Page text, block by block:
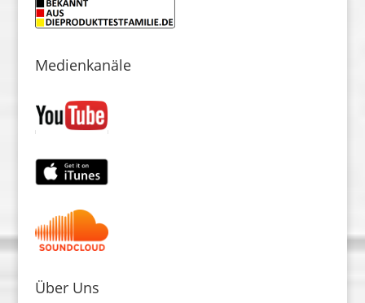
Medienkanäle
Über Uns